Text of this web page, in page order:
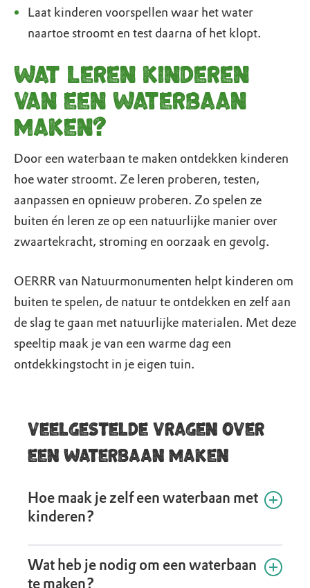
Laat kinderen voorspellen waar het water
naartoe stroomt en test daarna of het klopt.
Wat leren kinderen
van een waterbaan
maken?
Door een waterbaan te maken ontdekken kinderen
hoe water stroomt. Ze leren proberen, testen,
aanpassen en opnieuw proberen. Zo spelen ze
buiten én leren ze op een natuurlijke manier over
zwaartekracht, stroming en oorzaak en gevolg.
OERRR van Natuurmonumenten helpt kinderen om
buiten te spelen, de natuur te ontdekken en zelf aan
de slag te gaan met natuurlijke materialen. Met deze
speeltip maak je van een warme dag een
ontdekkingstocht in je eigen tuin.
Veelgestelde vragen over
een waterbaan maken
Hoe maak je zelf een waterbaan met
kinderen?
schuin aan een stevig frame van takken vast te
Wat heb je nodig om een waterbaan
te maken?